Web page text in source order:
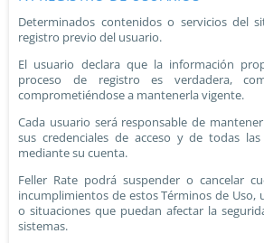
Determinados contenidos o servicios del
registro previo del usuario.
El usuario declara que la información
proceso de registro es verdadera,
comprometiéndose a mantenerla vigente.
Cada usuario será responsable de
sus credenciales de acceso y de todas las
mediante su cuenta.
Feller Rate podrá suspender o cancelar
incumplimientos de estos Términos de Uso,
o situaciones que puedan afectar la
sistemas.